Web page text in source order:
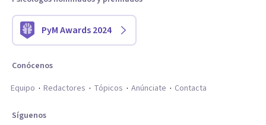
PyM Awards 2024
Conócenos
Equipo
Redactores Tópicos Anúnciate Contacta
Síguenos